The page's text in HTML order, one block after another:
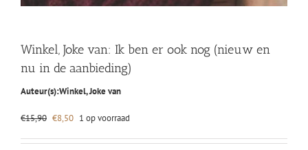
Winkel, Joke van: Ik ben er ook nog (nieuw en
nu in de aanbieding)
Auteur(s):Winkel, Joke van
€15,90 Oorspronkelijke
was:
€8,50Huidige
is:
1 op voorraad